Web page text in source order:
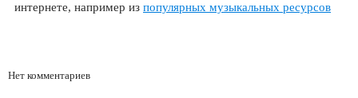
интернете, например из популярных музыкальных ресурсов
Нет комментариев